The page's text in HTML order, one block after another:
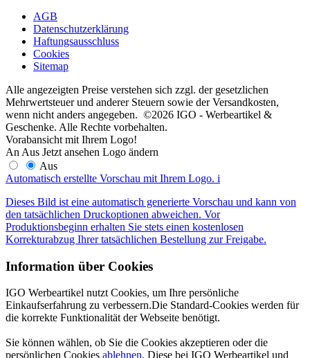
AGB
Datenschutzerklärung
Haftungsausschluss
Cookies
Sitemap
Alle angezeigten Preise verstehen sich zzgl. der gesetzlichen
Mehrwertsteuer und anderer Steuern sowie der Versandkosten,
wenn nicht anders angegeben. ©2026 IGO - Werbeartikel &
Geschenke. Alle Rechte vorbehalten.
Vorabansicht mit Ihrem Logo!
An Aus Jetzt ansehen Logo ändern
Aus
Automatisch erstellte Vorschau mit Ihrem Logo. i
Dieses Bild ist eine automatisch generierte Vorschau und kann von
den tatsächlichen Druckoptionen abweichen. Vor
Produktionsbeginn erhalten Sie stets einen kostenlosen
Korrekturabzug Ihrer tatsächlichen Bestellung zur Freigabe.
Information über Cookies
IGO Werbeartikel nutzt Cookies, um Ihre persönliche
Einkaufserfahrung zu verbessern.Die Standard-Cookies werden für
die korrekte Funktionalität der Webseite benötigt.
Sie können wählen, ob Sie die Cookies akzeptieren oder die
persönlichen Cookies ablehnen. Diese bei IGO Werbeartikel und